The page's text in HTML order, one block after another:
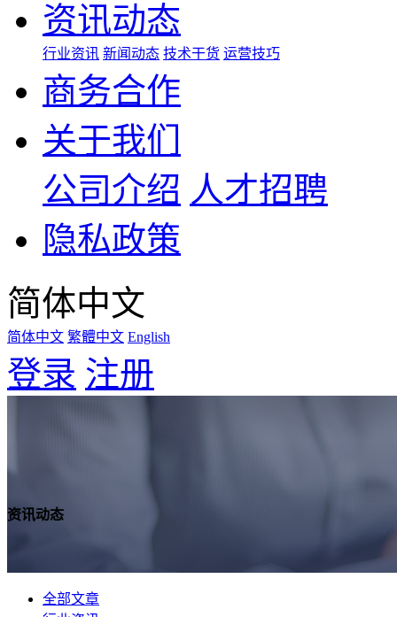
资讯动态
行业资讯 新闻动态 技术干货 运营技巧
商务合作
关于我们
公司介绍 人才招聘
隐私政策
简体中文
简体中文 繁體中文 English
登录 注册
资讯动态
全部文章